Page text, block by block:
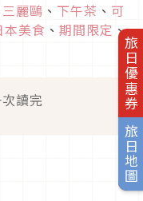
旅日優惠券
旅日地圖
三麗鷗 、 下午茶 、 可
本美食 、 期間限定 、
讀完